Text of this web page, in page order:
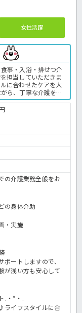
女性活躍
事・入浴・排せつ介
担当していただきま
に合わせたケアを大
ら、丁寧な介護を実
・福祉サービスを幅
もと、安心して長く
同士が連携しなが
ポートしています。
経験や資格を活かし
い！有料老人ホーム
老人ホームの求人＞
の介護業務全般をお
の身体介助
・実施
ートしますので、
が浅い方も安心して
.・*・.
イフスタイルに合